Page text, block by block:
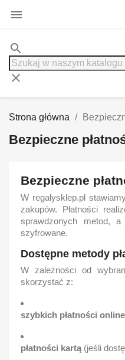

search
clear
Strona główna
Bezpieczne
Bezpieczne
W regalysklep.pl
zakupów. Płatności
sprawdzonych metod,
szyfrowane.
Dostępne metody
W zależności od
skorzystać z:
szybkich płatności online
płatności kartą (jeśli